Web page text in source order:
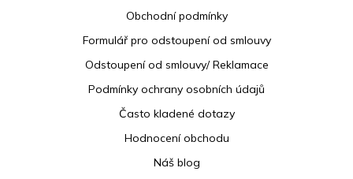
Obchodní podmínky
Formulář pro odstoupení od smlouvy
Odstoupení od smlouvy/ Reklamace
Podmínky ochrany osobních údajů
Často kladené dotazy
Hodnocení obchodu
Náš blog